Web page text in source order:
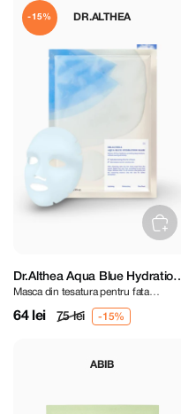
DR.ALTHEA
-15%
Dr.Althea Aqua Blue Hydration
Mask
Masca din tesatura pentru fata
calmanta si hidratanta
64 lei 75 lei
ABIB